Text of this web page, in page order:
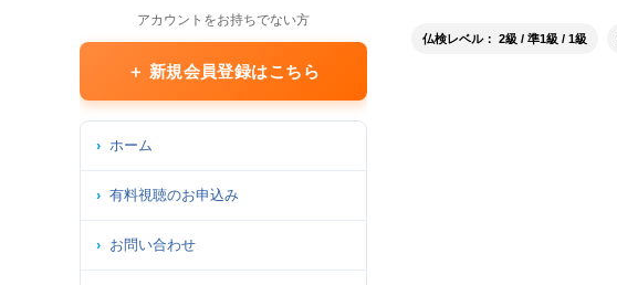
仏検レベル： 2級 / 準1級 / 1級
アカウントをお持ちでない方
＋ 新規会員登録はこちら
ホーム
有料視聴のお申込み
お問い合わせ